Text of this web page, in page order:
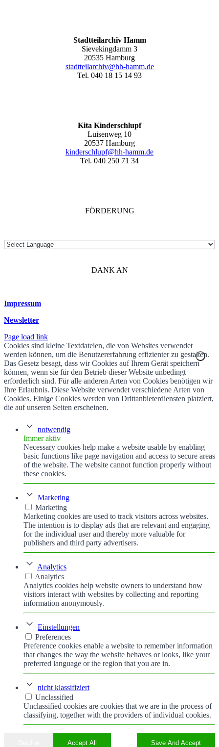
Stadtteilarchiv Hamm
Sievekingdamm 3
20535 Hamburg
stadtteilarchiv@hh-hamm.de
Tel. 040 18 15 14 93
Kita Kinderschlupf
Luisenweg 10
20537 Hamburg
kinderschlupf@hh-hamm.de
Tel. 040 250 71 34
FÖRDERUNG
DANK AN
Impressum
Newsletter
Page load link
Cookies sind kleine Textdateien, die von Websites verwendet
werden können, um die Benutzererfahrung effizienter zu gestalten.
Das Gesetz besagt, dass wir Cookies auf Ihrem Gerät speichern
können, wenn sie für den Betrieb dieser Website unbedingt
erforderlich sind. Für alle anderen Arten von Cookies benötigen wir
Ihre Erlaubnis. Diese Website verwendet verschiedene Arten von
Cookies. Einige Cookies werden von Drittanbieterdiensten platziert,
die auf unseren Seiten erscheinen.
notwendig
Immer aktiv
Necessary cookies help make a website usable by enabling
basic functions like page navigation and access to secure areas
of the website. The website cannot function properly without
these cookies.
Marketing
Marketing
Marketing cookies are used to track visitors across websites.
The intention is to display ads that are relevant and engaging
for the individual user and thereby more valuable for
publishers and third party advertisers.
Analytics
Analytics
Analytics cookies help website owners to understand how
visitors interact with websites by collecting and reporting
information anonymously.
Einstellungen
Preferences
Preference cookies enable a website to remember information
that changes the way the website behaves or looks, like your
preferred language or the region that you are in.
nicht klassifiziert
Unclassified
Unclassified cookies are cookies that we are in the process of
classifying, together with the providers of individual cookies.
Accept All Save And Accept